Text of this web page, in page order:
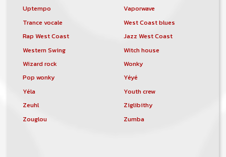
Uptempo
Vaporwave
Trance vocale
West Coast blues
Rap West Coast
Jazz West Coast
Western Swing
Witch house
Wizard rock
Wonky
Pop wonky
Yéyé
Yéla
Youth crew
Zeuhl
Ziglibithy
Zouglou
Zumba